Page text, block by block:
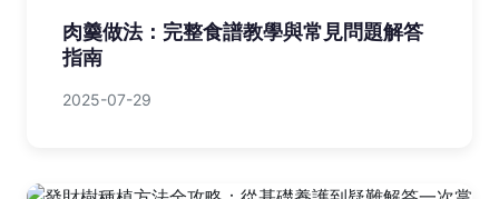
肉羹做法：完整食譜教學與常見問題解答
指南
2025-07-29